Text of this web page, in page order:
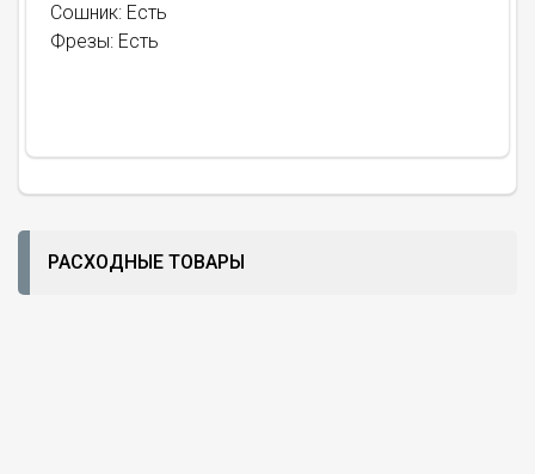
Сошник: Есть
Фрезы: Есть
РАСХОДНЫЕ ТОВАРЫ